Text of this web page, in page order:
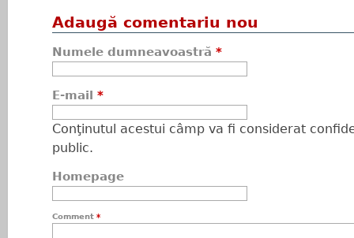
Adaugă comentariu nou
Numele dumneavoastră *
E-mail *
Conţinutul acestui câmp va fi considerat
public.
Homepage
Comment *